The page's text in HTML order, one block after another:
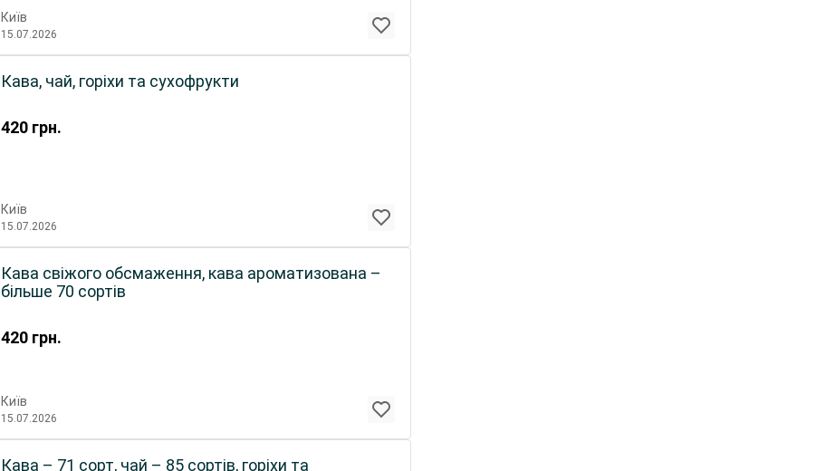
Київ
15.07.2026
420 грн.
Кава, чай, горіхи та сухофрукти
Київ
15.07.2026
420 грн.
Кава свіжого обсмаження, кава ароматизована –
більше 70 сортів
Київ
15.07.2026
Кава – 71 сорт, чай – 85 сортів, горіхи та